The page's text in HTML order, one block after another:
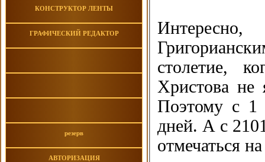
КОНСТРУКТОР ЛЕНТЫ
ГРАФИЧЕСКИЙ РЕДАКТОР
резерв
АВТОРИЗАЦИЯ
столетие,
Христова не
Поэтому с 1
дней. А с
отмечаться